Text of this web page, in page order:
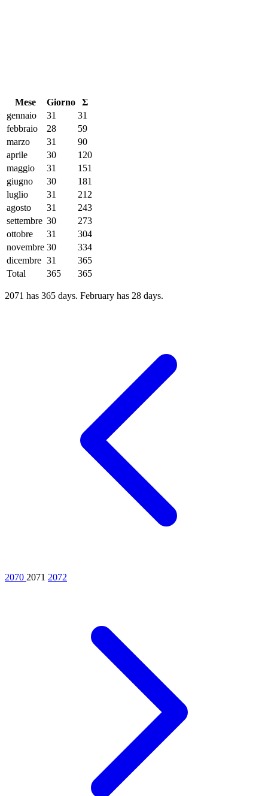
Mese Giorno
Σ
gennaio
31
31
febbraio
28
59
marzo
31
90
aprile
30
120
maggio
31
151
giugno
30
181
luglio
31
212
agosto
31
243
settembre 30
273
ottobre
31
304
novembre 30
334
dicembre 31
365
Total
365 365
2071 has 365 days. February has 28 days.
2070 2071 2072